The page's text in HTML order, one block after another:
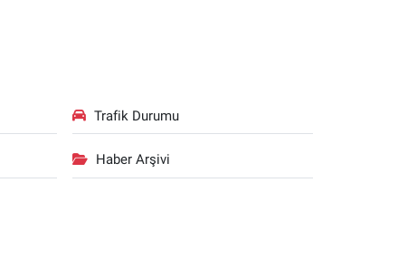
Trafik Durumu
Haber Arşivi